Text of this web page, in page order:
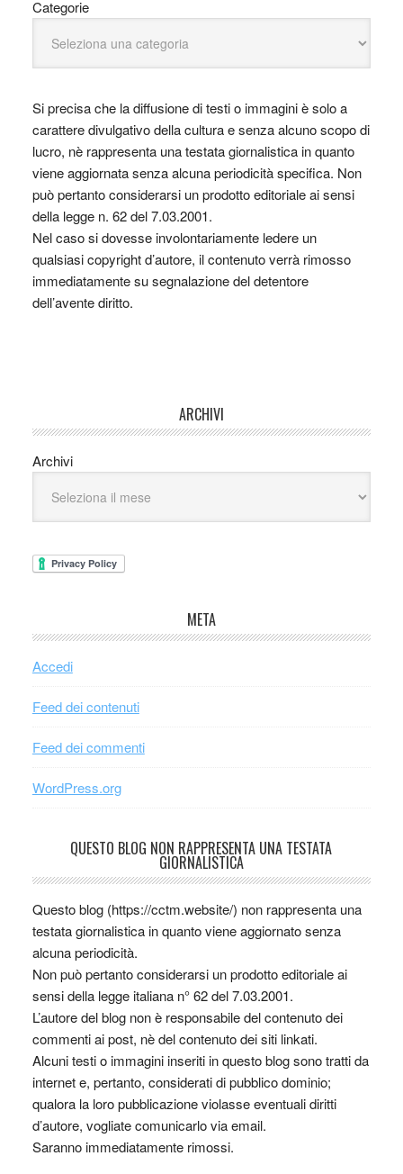
Categorie
Si precisa che la diffusione di testi o immagini è solo a
carattere divulgativo della cultura e senza alcuno scopo di
lucro, nè rappresenta una testata giornalistica in quanto
viene aggiornata senza alcuna periodicità specifica. Non
può pertanto considerarsi un prodotto editoriale ai sensi
della legge n. 62 del 7.03.2001.
Nel caso si dovesse involontariamente ledere un
qualsiasi copyright d’autore, il contenuto verrà rimosso
immediatamente su segnalazione del detentore
dell’avente diritto.
ARCHIVI
Archivi
META
Accedi
Feed dei contenuti
Feed dei commenti
WordPress.org
QUESTO BLOG NON RAPPRESENTA UNA TESTATA
GIORNALISTICA
Questo blog (https://cctm.website/) non rappresenta una
testata giornalistica in quanto viene aggiornato senza
alcuna periodicità.
Non può pertanto considerarsi un prodotto editoriale ai
sensi della legge italiana n° 62 del 7.03.2001.
L’autore del blog non è responsabile del contenuto dei
commenti ai post, nè del contenuto dei siti linkati.
Alcuni testi o immagini inseriti in questo blog sono tratti da
internet e, pertanto, considerati di pubblico dominio;
qualora la loro pubblicazione violasse eventuali diritti
d’autore, vogliate comunicarlo via email.
Saranno immediatamente rimossi.